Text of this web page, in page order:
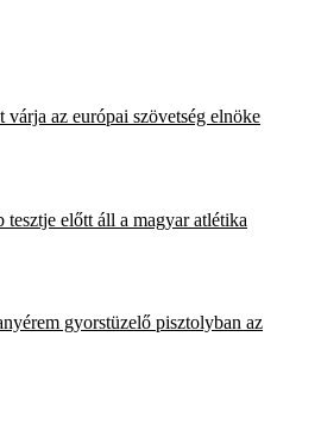
az európai szövetség elnöke
előtt áll a magyar atlétika
gyorstüzelő pisztolyban az